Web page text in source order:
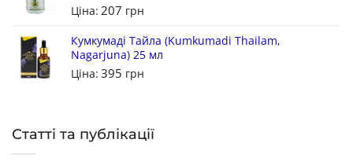
Ціна: 207 грн
Кумкумаді Тайла (Kumkumadi Thailam,
Nagarjuna) 25 мл
Ціна: 395 грн
Статті та публікації